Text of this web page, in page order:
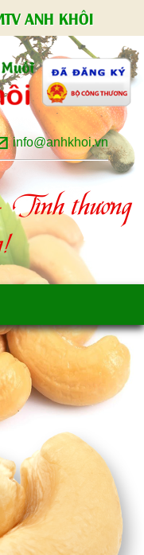
ANH KHÔI
info@anhkhoi.vn
Tình thương